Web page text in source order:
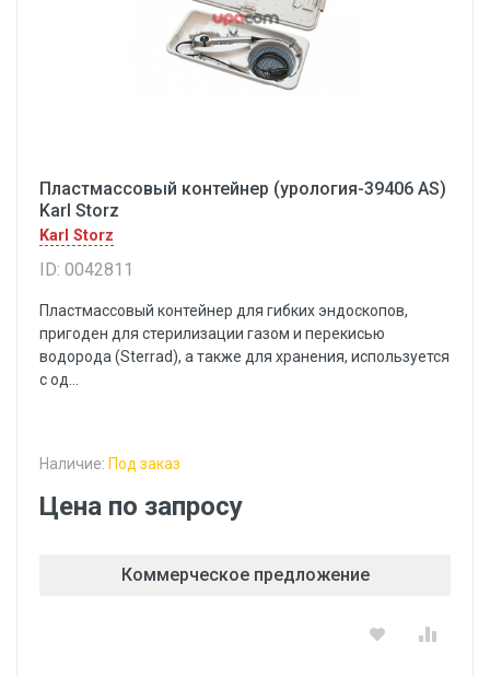
Пластмассовый контейнер (урология-39406 AS)
Karl Storz
Karl Storz
ID: 0042811
Пластмассовый контейнер для гибких эндоскопов,
пригоден для стерилизации газом и перекисью
водорода (Sterrad), а также для хранения, используется
с од...
Наличие: Под заказ
Цена по запросу
Коммерческое предложение